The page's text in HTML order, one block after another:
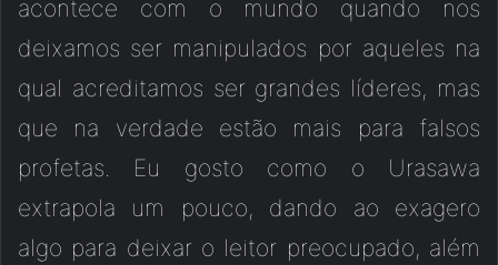
acontece com o mundo quando nos
deixamos ser manipulados por aqueles na
qual acreditamos ser grandes líderes, mas
que na verdade estão mais para falsos
profetas. Eu gosto como o Urasawa
extrapola um pouco, dando ao exagero
algo para deixar o leitor preocupado, além